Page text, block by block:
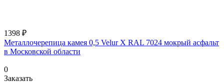
1398 ₽
Металлочерепица камея 0,5 Velur X RAL 7024 мокрый асфальт
в Московской области
0
Заказать